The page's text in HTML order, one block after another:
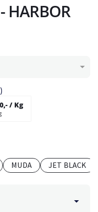
HARBOR
/ Kg
MUDA JET BLACK